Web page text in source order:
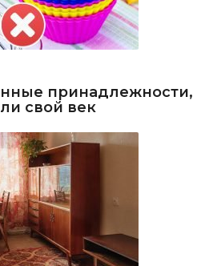
принадлежности,
свой век